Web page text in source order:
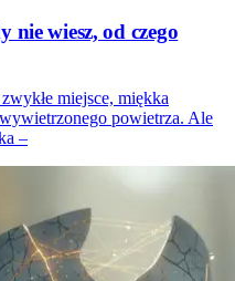
nie wiesz, od czego
miejsce, miękka
powietrza. Ale
–